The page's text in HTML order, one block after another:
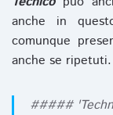
anche in
comunque
anche se ripetuti.
#####